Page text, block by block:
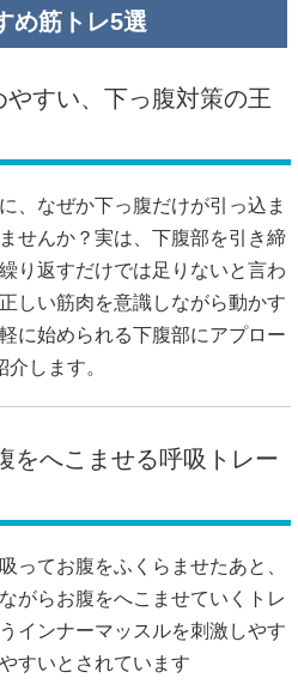
め筋トレ5選
すい、下っ腹対策の王
、なぜか下っ腹だけが引っ込ま
せんか？実は、下腹部を引き締
り返すだけでは足りないと言わ
しい筋肉を意識しながら動かす
に始められる下腹部にアプロー
します。
へこませる呼吸トレー
ってお腹をふくらませたあと、
がらお腹をへこませていくトレ
インナーマッスルを刺激しやす
すいとされています